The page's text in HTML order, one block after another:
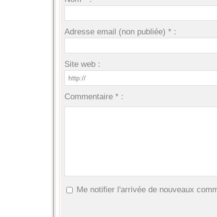
Adresse email (non publiée) * :
Site web :
Commentaire * :
Me notifier l'arrivée de nouveaux